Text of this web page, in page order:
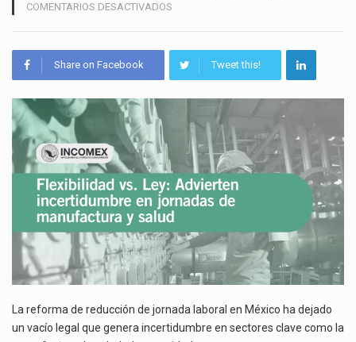
El derecho a la previsibilidad de los horarios de trabajo en turnos rotativos podría ser…
La industria manufacturera de exportación afiliada a Index en Nuevo León ha alcanzado hasta 10%…
El superávit comercial de México con Estados Unidos alcanzó 102,581 millones de dólares (mdd) en…
El Tribunal Federal de Justicia Administrativa (TFJA), a través de su Segunda Sala Regional en…
COMENTARIOS DESACTIVADOS
ADVIERTEN
JORNADAS
MANUFACTURA
Y
SALUD
Share on Facebook Tweet this!
La reforma de reducción de jornada laboral en México ha dejado
un vacío legal que genera incertidumbre en sectores clave como la